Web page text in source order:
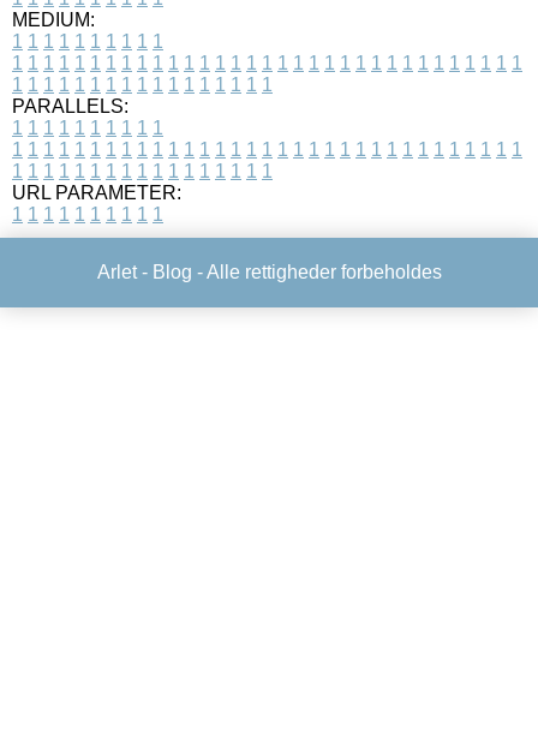
MEDIUM:
1 1 1 1 1 1 1 1 1 1
1 1 1 1 1 1 1 1 1 1 1 1 1 1 1 1 1 1 1 1 1 1 1 1 1 1 1 1 1 1 1 1 1
1 1 1 1 1 1 1 1 1 1 1 1 1 1 1 1 1
PARALLELS:
1 1 1 1 1 1 1 1 1 1
1 1 1 1 1 1 1 1 1 1 1 1 1 1 1 1 1 1 1 1 1 1 1 1 1 1 1 1 1 1 1 1 1
1 1 1 1 1 1 1 1 1 1 1 1 1 1 1 1 1
URL PARAMETER:
1 1 1 1 1 1 1 1 1 1
Arlet - Blog - Alle rettigheder forbeholdes